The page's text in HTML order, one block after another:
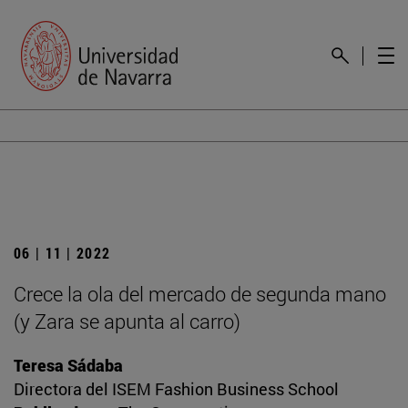
06 | 11 | 2022
Crece la ola del mercado de segunda mano
(y Zara se apunta al carro)
Teresa Sádaba
Directora del ISEM Fashion Business School